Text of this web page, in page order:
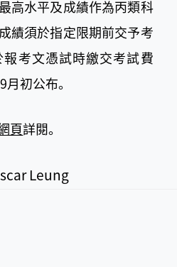
高水平及成績作為丙類科
績須於指定限期前交予考
考文憑試時繳交考試費
月初公布。
頁詳閱。
Leung